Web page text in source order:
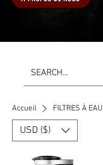
Accueil FILTRES À EAU
USD ($)